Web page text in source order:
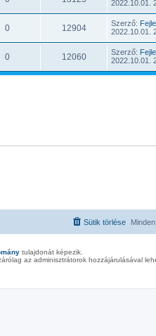
2022.10.01.
0 12904 Szerző:
2022.10.01.
0 12060 Szerző:
2022.10.01.
Sütik törlése
tulajdonát képezik.
az adminisztrátorok hozzájárulásával